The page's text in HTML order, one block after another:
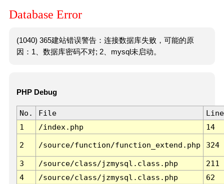
Database Error
(1040) 365建站错误警告：连接数据库失败，可能的原
因：1、数据库密码不对; 2、mysql未启动。
PHP Debug
No. File
Line
1
/index.php 14
2 /source/function/function_extend.php 324
3 /source/class/jzmysql.class.php
211
4
/source/class/jzmysql.class.php
62